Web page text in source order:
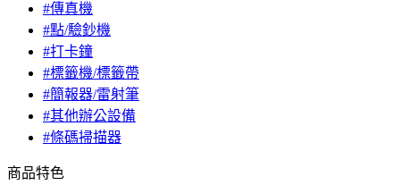
#傳真機
#點/驗鈔機
#打卡鐘
#標籤機/標籤帶
#簡報器/雷射筆
#其他辦公設備
#條碼掃描器
商品特色